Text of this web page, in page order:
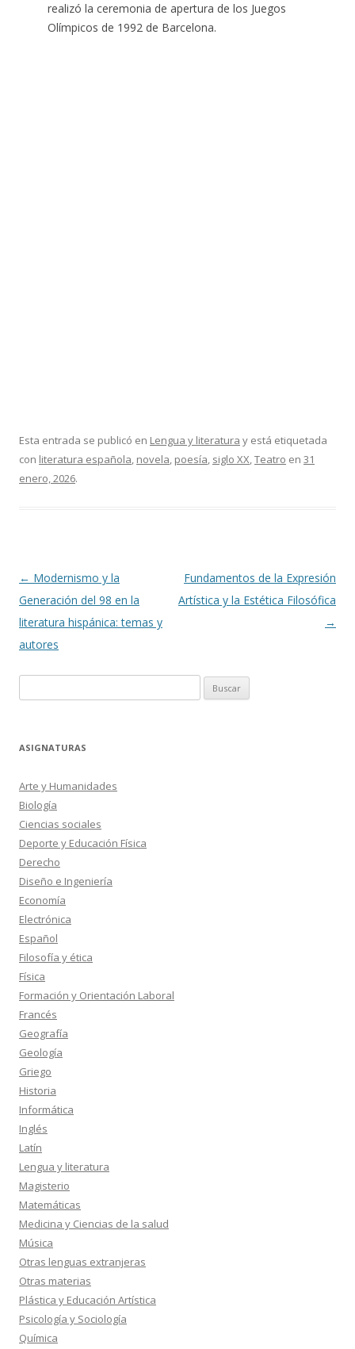
realizó la ceremonia de apertura de los Juegos
Olímpicos de 1992 de Barcelona.
Esta entrada se publicó en Lengua y literatura y está etiquetada
con literatura española, novela, poesía, siglo XX,Teatro en 31
enero, 2026.
Navegación
de
entradas
← Modernismo y la
Generación del 98 en la
literatura hispánica: temas y
autores
Fundamentos de la Expresión
Artística y la Estética Filosófica
→
ASIGNATURAS
Arte y Humanidades
Biología
Ciencias sociales
Deporte y Educación Física
Derecho
Diseño e Ingeniería
Economía
Electrónica
Español
Filosofía y ética
Física
Formación y Orientación Laboral
Francés
Geografía
Geología
Griego
Historia
Informática
Inglés
Latín
Lengua y literatura
Magisterio
Matemáticas
Medicina y Ciencias de la salud
Música
Otras lenguas extranjeras
Otras materias
Plástica y Educación Artística
Psicología y Sociología
Química